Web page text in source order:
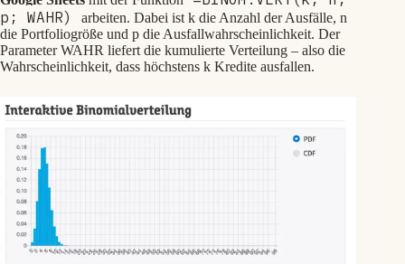
p; WAHR)
arbeiten. Dabei ist k die Anzahl der Ausfälle, n
die Portfoliogröße und p die Ausfallwahrscheinlichkeit. Der
Parameter WAHR liefert die kumulierte Verteilung – also die
Wahrscheinlichkeit, dass höchstens k Kredite ausfallen.